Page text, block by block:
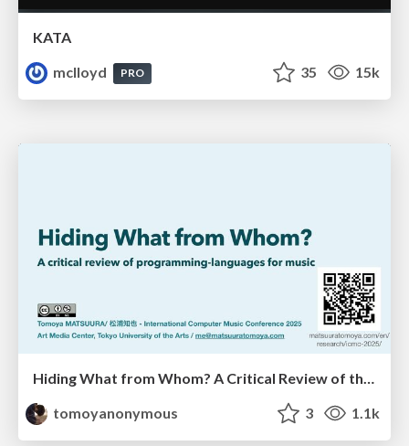
KATA
mclloyd
PRO 35 15k
Hiding What from Whom? A Critical Review of the History of Programming languages for Music
tomoyanonymous
3 1.1k